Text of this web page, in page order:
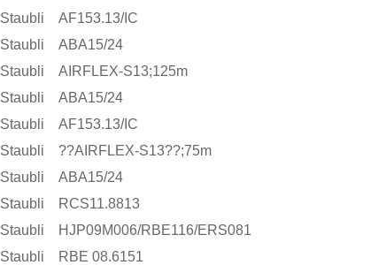
Staubli AF153.13/IC
Staubli ABA15/24
Staubli AIRFLEX-S13;125m
Staubli ABA15/24
Staubli AF153.13/IC
Staubli ??AIRFLEX-S13??;75m
Staubli ABA15/24
Staubli RCS11.8813
Staubli HJP09M006/RBE116/ERS081
Staubli RBE 08.6151